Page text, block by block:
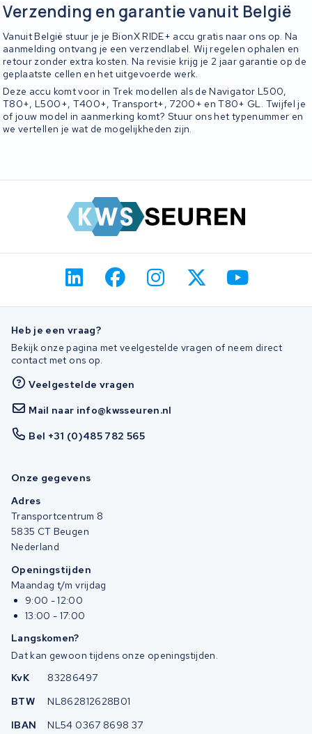
Verzending en garantie vanuit België
Vanuit België stuur je je BionX RIDE+ accu gratis naar ons op. Na
aanmelding ontvang je een verzendlabel. Wij regelen ophalen en
retour zonder extra kosten. Na revisie krijg je 2 jaar garantie op de
geplaatste cellen en het uitgevoerde werk.
Deze accu komt voor in Trek modellen als de Navigator L500,
T80+, L500+, T400+, Transport+, 7200+ en T80+ GL. Twijfel je
of jouw model in aanmerking komt? Stuur ons het typenummer en
we vertellen je wat de mogelijkheden zijn.
Heb je een vraag?
Bekijk onze pagina met veelgestelde vragen of neem direct
contact met ons op.
Veelgestelde vragen
Mail naar info@kwsseuren.nl
Bel +31 (0)485 782 565
Onze gegevens
Adres
Transportcentrum 8
5835 CT Beugen
Nederland
Openingstijden
Maandag t/m vrijdag
9:00 - 12:00
13:00 - 17:00
Langskomen?
Dat kan gewoon tijdens onze openingstijden.
KvK
83286497
BTW
NL862812628B01
IBAN
NL54 0367 8698 37